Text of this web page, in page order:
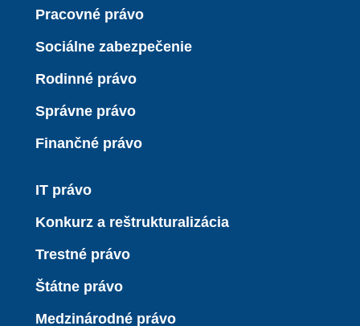
Pracovné právo
Sociálne zabezpečenie
Rodinné právo
Správne právo
Finančné právo
IT právo
Konkurz a reštrukturalizácia
Trestné právo
Štátne právo
Medzinárodné právo